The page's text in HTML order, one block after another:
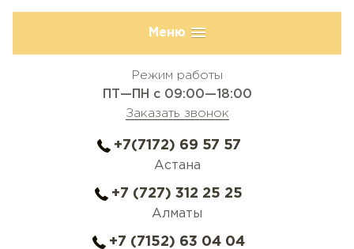
Меню
Режим работы
ПТ—ПН с 09:00—18:00
Заказать звонок
+7(7172) 69 57 57
Астана
+7 (727) 312 25 25
Алматы
+7 (7152) 63 04 04